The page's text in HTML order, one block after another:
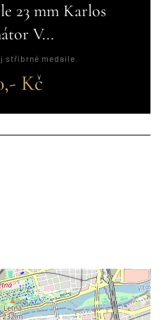
23 mm Karlos
V...
stříbrné medaile.
Kč